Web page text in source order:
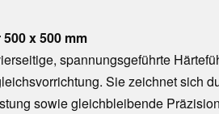
x 500 mm
spannungsgeführte
Sie zeichnet sich
sowie gleichbleibende